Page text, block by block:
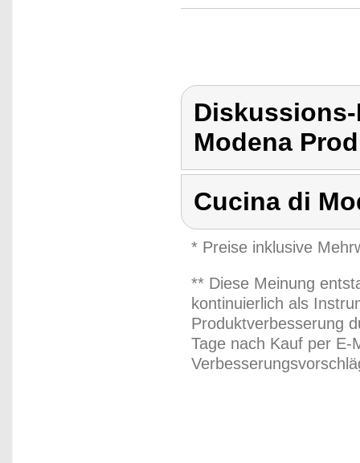
Modena
Cucina di
* Preise inklusive
** Diese Meinung
kontinuierlich als
Produktverbesserung
Tage nach Kauf per E-